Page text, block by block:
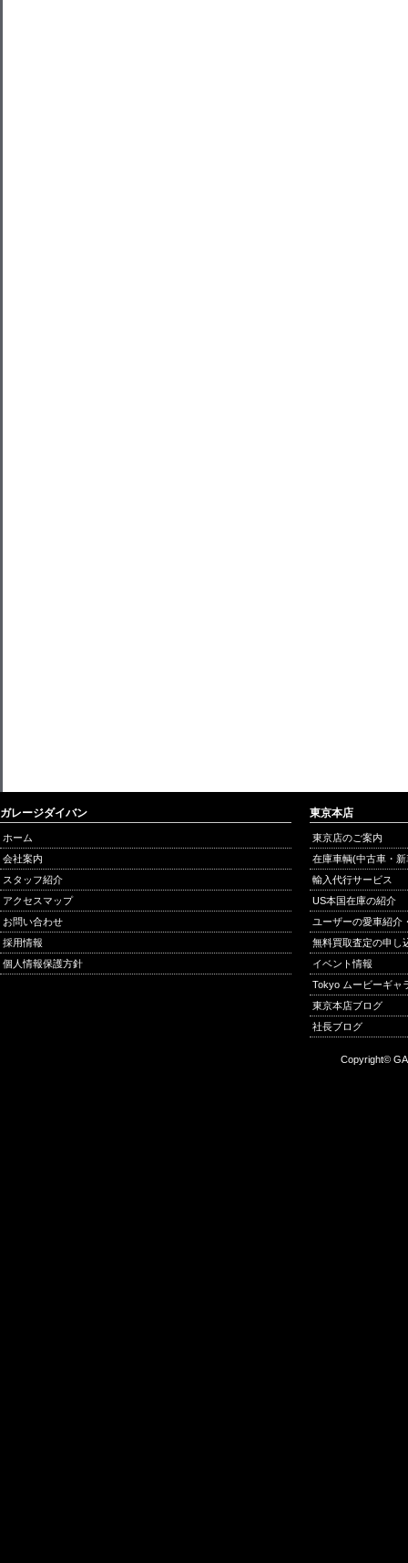
ガレージダイバン
ホーム
会社案内
スタッフ紹介
アクセスマップ
お問い合わせ
採用情報
個人情報保護方針
東京本店
東京店のご案内
在庫車輌(中古車・
輸入代行サービス
US本国在庫の紹介
ユーザーの愛車紹介
無料買取査定の申し
イベント情報
Tokyo ムービーギャ
東京本店ブログ
社長ブログ
Copyright©